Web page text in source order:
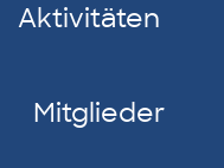
Aktivitäten
Mitglieder